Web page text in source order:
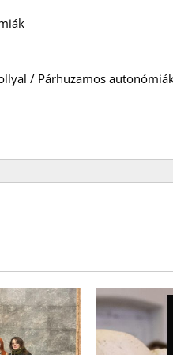
/ Párhuzamos